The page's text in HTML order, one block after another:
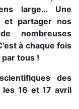
large… Une
et partager nos
nombreuses
à chaque fois
tous !
des
les 16 et 17 avril